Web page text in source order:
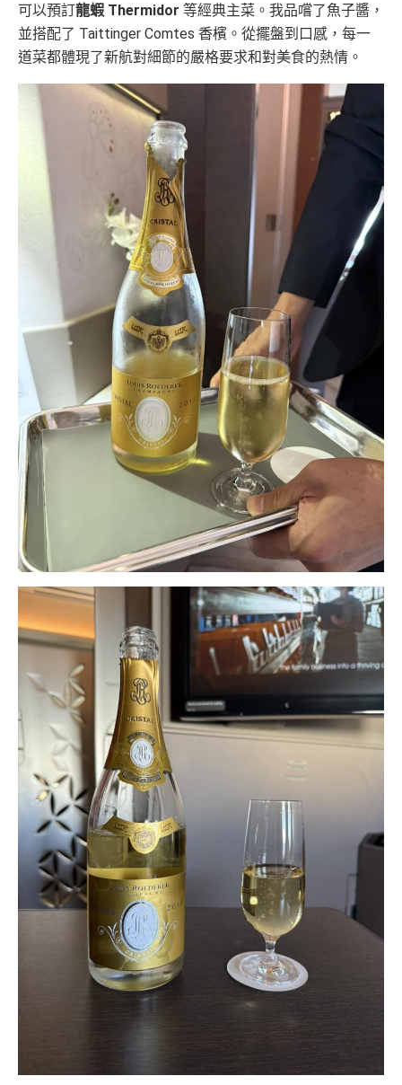
可以預訂龍蝦 Thermidor 等經典主菜。我品嚐了魚子醬，
並搭配了 Taittinger Comtes 香檳。從擺盤到口感，每一
道菜都體現了新航對細節的嚴格要求和對美食的熱情。